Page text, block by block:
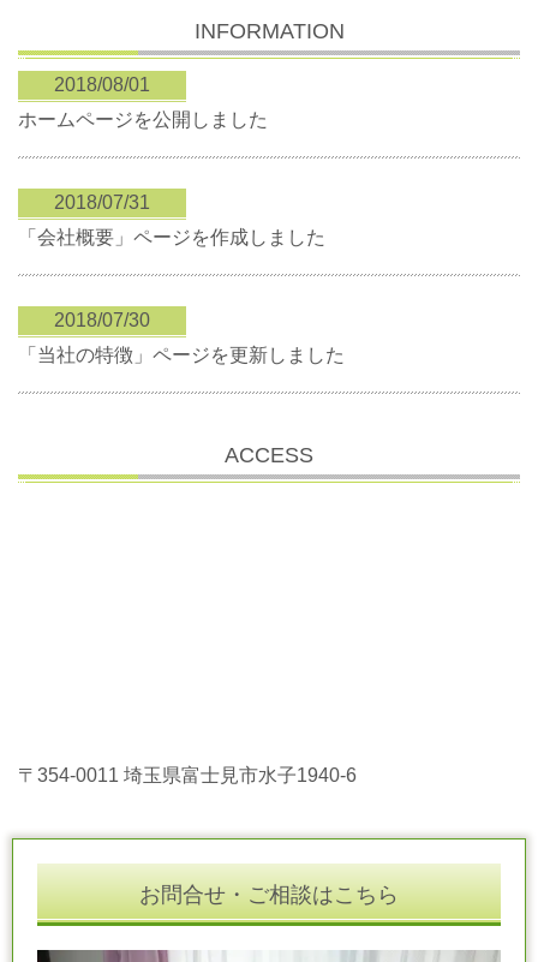
INFORMATION
2018/08/01
ホームページを公開しました
2018/07/31
「会社概要」ページを作成しました
2018/07/30
「当社の特徴」ページを更新しました
ACCESS
〒354-0011 埼玉県富士見市水子1940-6
お問合せ・ご相談はこちら